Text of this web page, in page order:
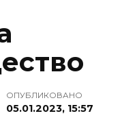
ОПУБЛИКОВАНО
05.01.2023, 15:57